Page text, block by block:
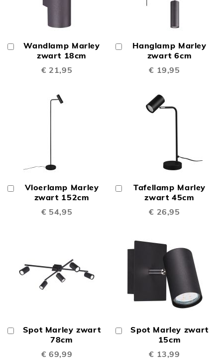
Wandlamp Marley
zwart 18cm
€ 21,95
Winkelwagen
Hanglamp Marley
zwart 6cm
€ 19,95
Winkelwagen
Vloerlamp Marley
zwart 152cm
€ 54,95
Winkelwagen
Tafellamp Marley
zwart 45cm
€ 26,95
Winkelwagen
Spot Marley zwart
78cm
€ 69,99
Winkelwagen
Spot Marley zwart
15cm
€ 13,99
Winkelwagen